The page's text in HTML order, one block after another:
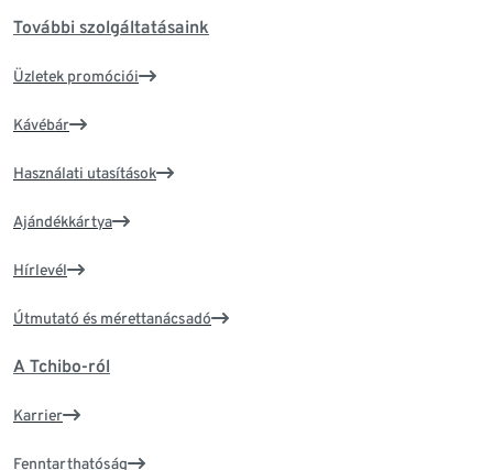
További szolgáltatásaink
Üzletek promóciói
Kávébár
Használati utasítások
Ajándékkártya
Hírlevél
Útmutató és mérettanácsadó
A Tchibo-ról
Karrier
Fenntarthatóság